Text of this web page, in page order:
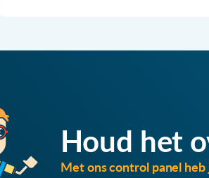
Houd het
Met ons control panel